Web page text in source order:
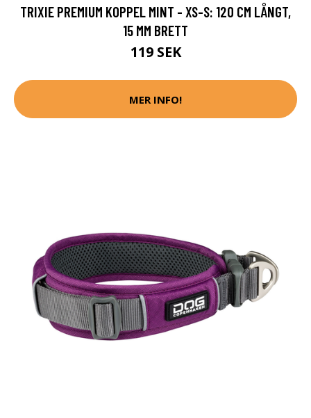
TRIXIE PREMIUM KOPPEL MINT - XS-S: 120 CM LÅNGT,
15 MM BRETT
119 SEK
MER INFO!